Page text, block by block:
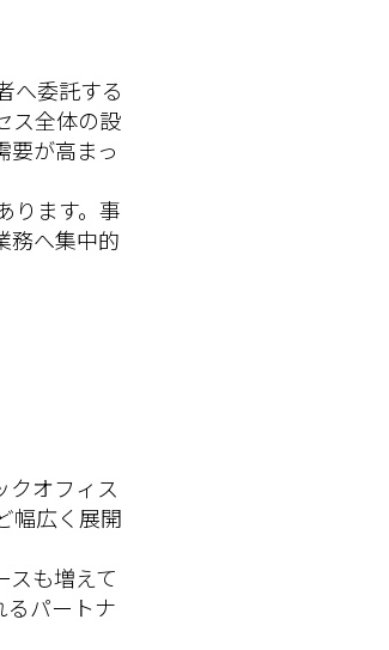
へ委託する
ス全体の設
要が高まっ
ります。事
務へ集中的
クオフィス
幅広く展開
スも増えて
るパートナ